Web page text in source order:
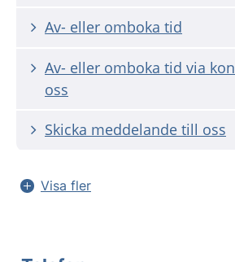
Av- eller omboka tid
Av- eller omboka tid via
oss
Skicka meddelande till oss
Visa fler